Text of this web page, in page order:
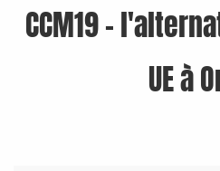
CCM19 -
UE à